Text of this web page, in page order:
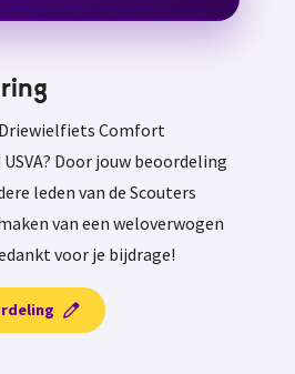
Comfort
Door jouw beoordeling
leden van de Scouters
van een weloverwogen
voor je bijdrage!